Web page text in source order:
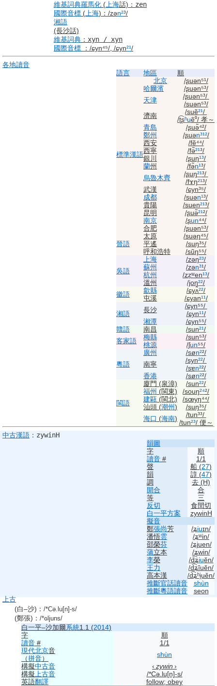
維基詞典羅馬化 ( 上海話) ： zen
國際音標 ( 上海) ： /zən²³/
湘語
(長沙話)
維基詞典 ： xyn / xyn
國際音標
： /ɕyn⁴⁵/, /ɕyn²¹/
各地讀音
語言
地區 順
標準漢語
北京
/ʂuən⁵¹/
哈爾濱
/ʂuən⁵³/
天津
/ʂuən⁵³/
/suən⁵³/
濟南
/suẽ²¹/
/ʈ͡ʂʰuẽ⁰/ 孝～
青島
/ʂuə̃⁴²/
鄭州
/ʂuən³¹²/
西安
/fẽ⁴⁴/
西寧
/fə̃²¹³/
銀川
/ʂuŋ¹³/
蘭州 /fə̃n¹³/
烏魯木齊
/ʂuŋ²¹³/
/fɤŋ²¹³/
武漢
/ɕyn³⁵/
成都
/suən¹³/
貴陽
/suen²¹³/
昆明
/ʂuə̃²¹²/
南京
/ʂun⁴⁴/
合肥
/ʂuən⁵³/
晉語
太原
/suəŋ⁴⁵/
平遙
/suŋ³⁵/
呼和浩特
/sũŋ⁵⁵/
吳語
上海 /zəŋ²³/
蘇州
/zən³¹/
杭州
/zz̩ʷen¹³/
溫州
/joŋ²²/
徽語
歙縣 /ɕyʌ̃²²/
屯溪
/ɕyan¹¹/
湘語
長沙
/ɕyn⁵⁵/
/ɕyn¹¹/
湘潭
/ɕyn⁵⁵/
贛語
南昌 /sun²¹/
客家語
梅縣
/sun⁵³/
桃源
/ʃun⁵⁵/
粵語
廣州 /søn²²/
南寧
/syn²²/
/sɐn²²/
香港
/søn²²/
閩語
廈門 (泉漳) /sun²²/
福州 (閩東) /souŋ²⁴²/
建甌 (閩北)
/sœyŋ⁴⁴/
汕頭 (潮州)
/suŋ³⁵/
海口 (海南)
/tun³³/
/tun²³/ 便～
中古漢語 ： zywinH
韻圖
字
順
讀音 #
1/1
聲
船 (27)
韻
諄 (47)
調
去 (H)
開合
合
等
三
反切
食閏切
白一平方案
zywinH
擬音
鄭張尚芳 /ʑiuɪn/
潘悟雲
/ʑʷin/
邵榮芬
/ʑjuen/
蒲立本
/ʑwin/
李榮 /d͡ʑiuĕn/
王力
/d͡ʑĭuĕn/
高本漢
/d͡ʑʰi̯uĕn/
推斷官話讀音
shùn
推斷粵語讀音
seon
上古
(白–沙) ： /*Cə.lu[n]-s/
(鄭張) ： /*ɢljuns/
白一平–沙加爾系統1.1 (2014)
字
順
讀音 #
1/1
現代北京音
（拼音）
shùn
構擬中古音 ‹ zywin ›
構擬 上古音
/*Cə.lu[n]-s/
英語翻譯 follow; obey